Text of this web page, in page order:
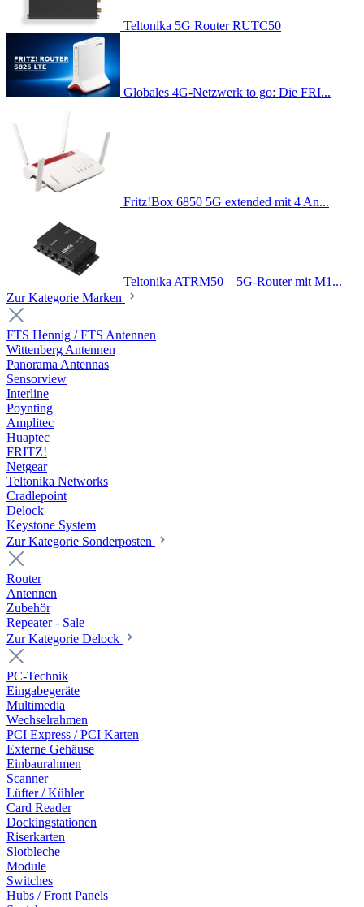
Teltonika 5G Router RUTC50
Globales 4G-Netzwerk to go: Die FRI...
Fritz!Box 6850 5G extended mit 4 An...
Teltonika ATRM50 – 5G-Router mit M1...
Zur Kategorie Marken
FTS Hennig / FTS Antennen
Wittenberg Antennen
Panorama Antennas
Sensorview
Interline
Poynting
Amplitec
Huaptec
FRITZ!
Netgear
Teltonika Networks
Cradlepoint
Delock
Keystone System
Zur Kategorie Sonderposten
Router
Antennen
Zubehör
Repeater - Sale
Zur Kategorie Delock
PC-Technik
Eingabegeräte
Multimedia
Wechselrahmen
PCI Express / PCI Karten
Externe Gehäuse
Einbaurahmen
Scanner
Lüfter / Kühler
Card Reader
Dockingstationen
Riserkarten
Slotbleche
Module
Switches
Hubs / Front Panels